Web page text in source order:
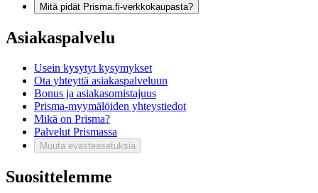
Mitä pidät Prisma.fi-verkkokaupasta?
Asiakaspalvelu
Usein kysytyt kysymykset
Ota yhteyttä asiakaspalveluun
Bonus ja asiakasomistajuus
Prisma-myymälöiden yhteystiedot
Mikä on Prisma?
Palvelut Prismassa
Muuta evästeasetuksia
Suosittelemme